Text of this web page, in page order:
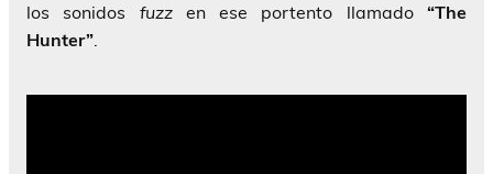
los sonidos fuzzen ese portento llamado“The
Hunter”.